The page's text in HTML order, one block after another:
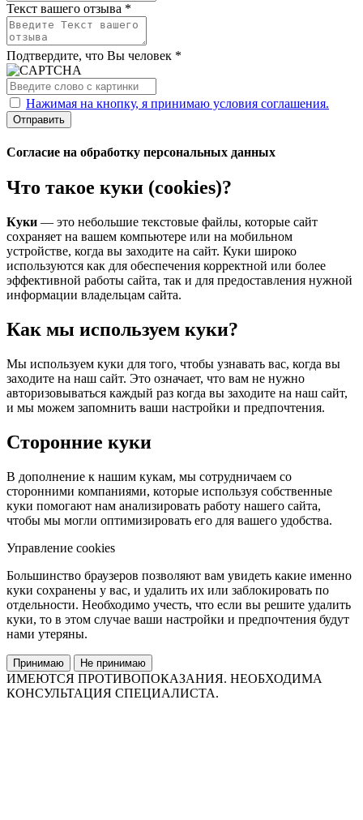
Текст вашего отзыва *
Подтвердите, что Вы человек *
Нажимая на кнопку, я принимаю условия соглашения.
Отправить
Согласие на обработку персональных данных
Что такое куки (cookies)?
Куки — это небольшие текстовые файлы, которые сайт
сохраняет на вашем компьютере или на мобильном
устройстве, когда вы заходите на сайт. Куки широко
используются как для обеспечения корректной или более
эффективной работы сайта, так и для предоставления нужной
информации владельцам сайта.
Как мы используем куки?
Мы используем куки для того, чтобы узнавать вас, когда вы
заходите на наш сайт. Это означает, что вам не нужно
авторизовываться каждый раз когда вы заходите на наш сайт,
и мы можем запомнить ваши настройки и предпочтения.
Сторонние куки
В дополнение к нашим кукам, мы сотрудничаем со
сторонними компаниями, которые используя собственные
куки помогают нам анализировать работу нашего сайта,
чтобы мы могли оптимизировать его для вашего удобства.
Управление cookies
Большинство браузеров позволяют вам увидеть какие именно
куки сохранены у вас, и удалить их или заблокировать по
отдельности. Необходимо учесть, что если вы решите удалить
куки, то в этом случае ваши настройки и предпочтения будут
нами утеряны.
Принимаю Не принимаю
ИМЕЮТСЯ ПРОТИВОПОКАЗАНИЯ. НЕОБХОДИМА
КОНСУЛЬТАЦИЯ СПЕЦИАЛИСТА.